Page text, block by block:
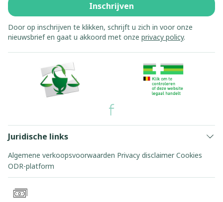
Inschrijven
Door op inschrijven te klikken, schrijft u zich in voor onze
nieuwsbrief en gaat u akkoord met onze privacy policy.
Juridische links
Algemene verkoopsvoorwaarden Privacy disclaimer Cookies
ODR-platform